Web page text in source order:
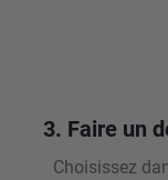
3. Faire un
Choisissez